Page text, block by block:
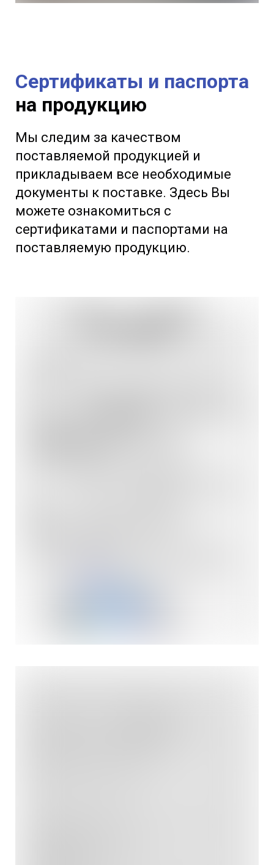
Сертификаты и паспорта
на продукцию
Мы следим за качеством
поставляемой продукцией и
прикладываем все необходимые
документы к поставке. Здесь Вы
можете ознакомиться с
сертификатами и паспортами на
поставляемую продукцию.